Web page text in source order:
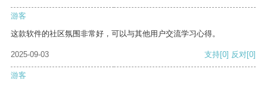
游客
这款软件的社区氛围非常好，可以与其他用户交流学习心得。
2025-09-03 支持[0] 反对[0]
游客